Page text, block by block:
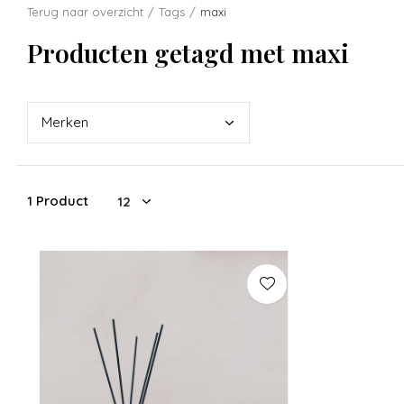
Terug naar overzicht Tags maxi
Producten getagd met maxi
Merken
1 Product